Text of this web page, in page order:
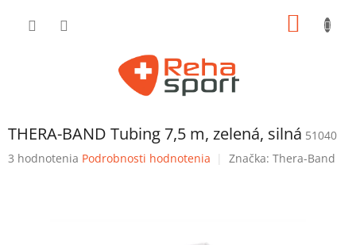
THERA-BAND Tubing 7,5 m, zelená, silná 51040
Priemerné
3 hodnotenia Podrobnosti hodnotenia Značka: Thera-Band